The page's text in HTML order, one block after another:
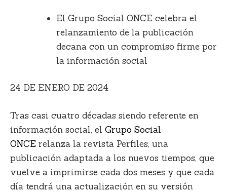
El Grupo Social ONCE celebra el
relanzamiento de la publicación
decana con un compromiso firme por
la información social
24 DE ENERO DE 2024
Tras casi cuatro décadas siendo referente en
información social, el Grupo Social
ONCE relanza la revista Perfiles, una
publicación adaptada a los nuevos tiempos, que
vuelve a imprimirse cada dos meses y que cada
día tendrá una actualización en su versión